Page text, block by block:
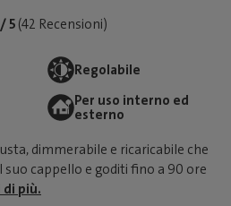
5 (42 Recensioni)
Regolabile
Per uso interno ed
esterno
dimmerabile e ricaricabile che
suo cappello e goditi fino a 90 ore
di più.